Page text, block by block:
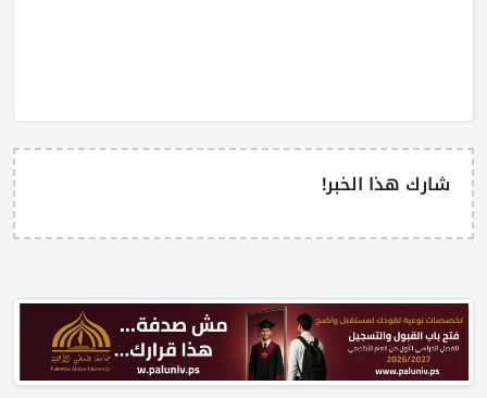
شارك هذا الخبر!